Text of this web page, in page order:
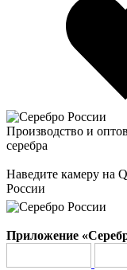
Производство и
серебра
Наведите камеру на
России
Приложение